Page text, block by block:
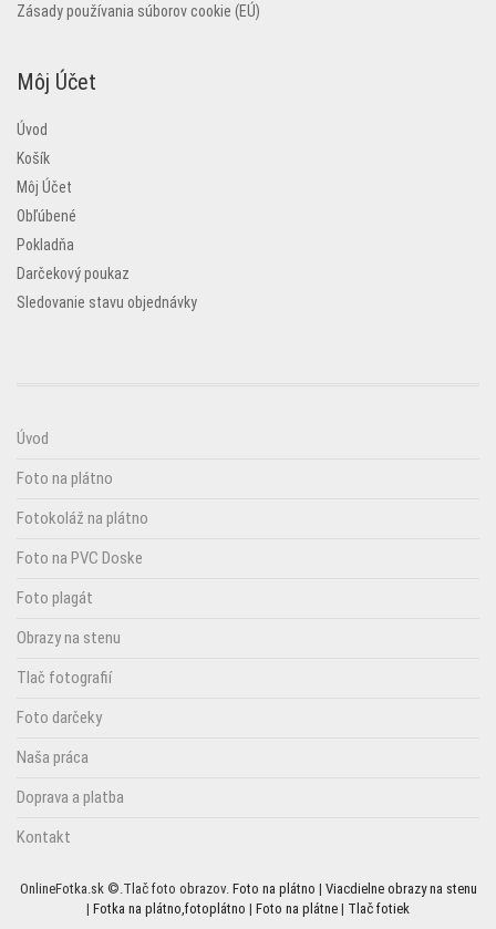
Zásady používania súborov cookie (EÚ)
Môj Účet
Úvod
Košík
Môj Účet
Obľúbené
Pokladňa
Darčekový poukaz
Sledovanie stavu objednávky
Úvod
Foto na plátno
Fotokoláž na plátno
Foto na PVC Doske
Foto plagát
Obrazy na stenu
Tlač fotografií
Foto darčeky
Naša práca
Doprava a platba
Kontakt
OnlineFotka.sk ©.Tlač foto obrazov. Foto na plátno | Viacdielne obrazy na stenu
| Fotka na plátno,fotoplátno | Foto na plátne | Tlač fotiek